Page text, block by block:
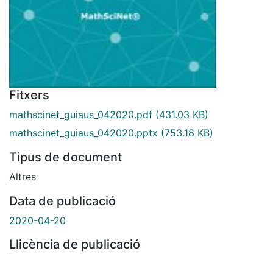
Fitxers
mathscinet_guiaus_042020.pdf (431.03 KB)
mathscinet_guiaus_042020.pptx (753.18 KB)
Tipus de document
Altres
Data de publicació
2020-04-20
Llicència de publicació